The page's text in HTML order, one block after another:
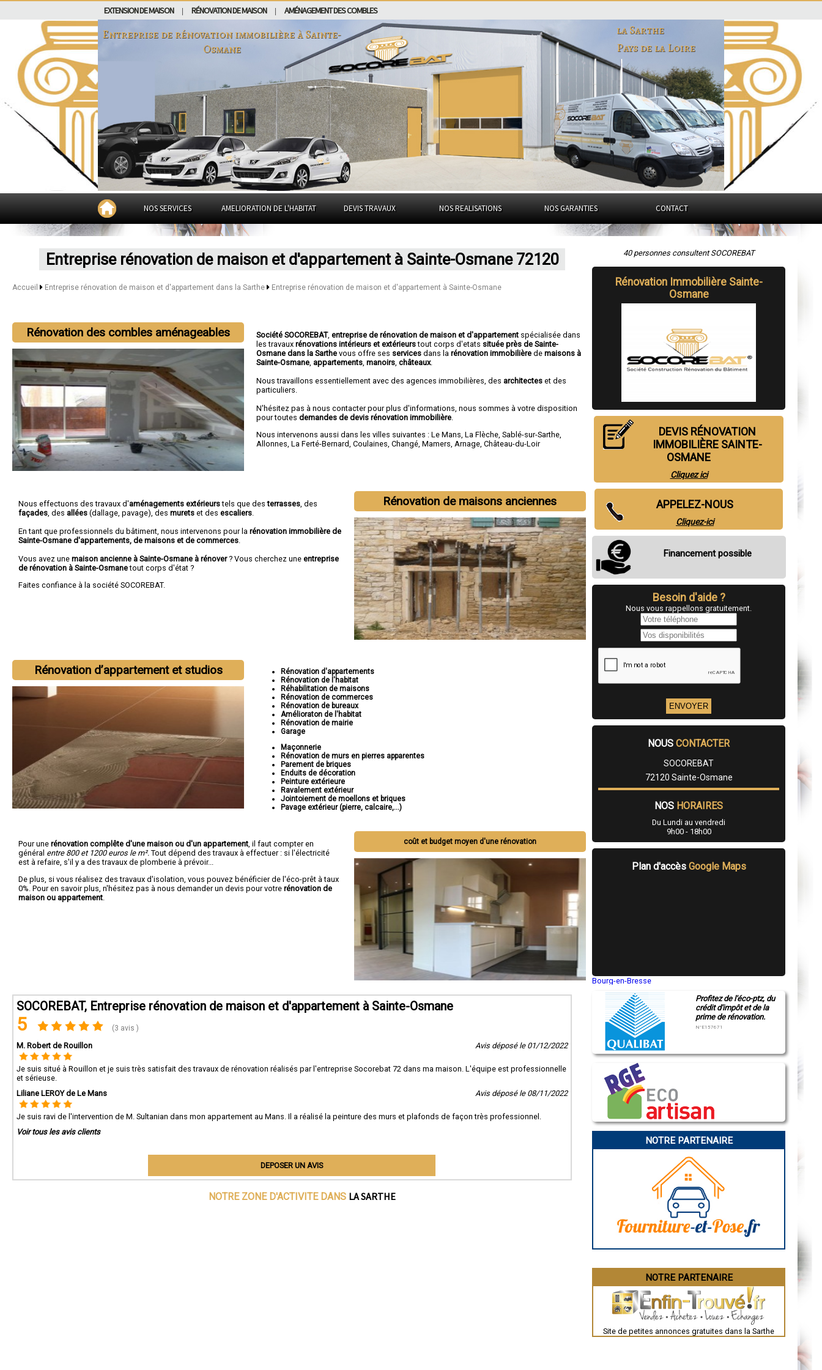
EXTENSION DE MAISON RÉNOVATION DE MAISON AMÉNAGEMENT DES COMBLES
Entreprise de rénovation immobilière àSainte-
Osmane
la Sarthe
Pays de la Loire
NOS SERVICES AMELIORATION DE L'HABITAT DEVIS TRAVAUX NOS REALISATIONS NOS GARANTIES CONTACT
Entreprise rénovation de maison et d'appartement à Sainte-Osmane 72120
Accueil Entreprise rénovation de maison et d'appartement dans la Sarthe Entreprise rénovation de maison et d'appartement à Sainte-Osmane
Rénovation des combles aménageables Société SOCOREBAT,entreprise de rénovation de maison et d'appartement spécialisée dans
les travauxrénovations intérieurs et extérieurstout corps d'etats située près de Sainte-
Osmane dans la Sarthevous offre ses services dans larénovation immobilière demaisons à
Sainte-Osmane appartements ,manoirs ,châteaux.
Nous travaillons essentiellement avec des agences immobilières, des architectes et des
particuliers.
N'hésitez pas à nous contacter pour plus d'informations, nous sommes à votre disposition
pour toutesdemandes de devis rénovation immobilière
Nous intervenons aussi dans les villes suivantes :Le Mans ,La Flèche ,Sablé-sur-Sarthe
Allonnes ,La Ferté-Bernard ,Coulaines ,Changé ,Mamers Arnage ,Château-du-Loir
Rénovation de maisons anciennes
Nous effectuons des travaux d'aménagements extérieurstels que desterrasses , des
façades , des allées (dallage, pavage), des murets et des escaliers
En tant que professionnels du bâtiment, nous intervenons pour la rénovation immobilière de
Sainte-Osmane d'appartements, de maisons et de commerces
Vous avez une maison ancienne à Sainte-Osmane à rénover? Vous cherchez une entreprise
de rénovation à Sainte-Osmanetout corps d'état ?
Faites confiance à la société SOCOREBAT.
Rénovation d’appartement et studios
Rénovation d'appartements
Rénovation de l'habitat
Réhabilitation de maisons
Rénovation de commerces
Rénovation de bureaux
Amélioraton de l'habitat
Rénovation de mairie
Garage
Maçonnerie
Rénovation de murs en pierres apparentes
Parement de briques
Enduits de décoration
Peinture extérieure
Ravalement extérieur
Jointoiement de moellons et briques
Pavage extérieur (pierre, calcaire,...)
coût et budget moyen d'une rénovation
Pour une rénovation complête d'une maison ou d'un appartement , il faut compter en
général entre 800 et 1200 euros le m². Tout dépend des travaux à effectuer : si l'électricité
est à refaire, s'il y a des travaux de plomberie à prévoir...
De plus, si vous réalisez des travaux d'isolation, vous pouvez bénéficier de l'éco-prêt à taux
0%. Pour en savoir plus, n'hésitez pas à nous demander un devis pour votre rénovation de
maison ou appartement
SOCOREBAT, Entreprise rénovation de maison et d'appartement à Sainte-Osmane
5 (3 avis )
M. Robert de Rouillon Avis déposé le 01/12/2022
Je suis situé à Rouillon et je suis très satisfait des travaux de rénovation réalisés par l'entreprise Socorebat 72 dans ma maison. L'équipe est professionnelle
et sérieuse.
Liliane LEROY de Le Mans
Avis déposé le 08/11/2022
Je suis ravi de l'intervention de M. Sultanian dans mon appartement au Mans. Il a réalisé la peinture des murs et plafonds de façon très professionnel.
Voir tous les avis clients
DEPOSER UN AVIS
NOTRE ZONE D'ACTIVITE DANS LA SARTHE
40 personnes consultent SOCOREBAT
Rénovation Immobilière Sainte-
Osmane
DEVIS RÉNOVATION
IMMOBILIÈRE SAINTE-
OSMANE
Cliquez ici
APPELEZ-NOUS
Cliquez-ici
Financement possible
Besoin d'aide ?
Nous vous rappellons gratuitement.
NOUS CONTACTER
SOCOREBAT
72120 Sainte-Osmane
NOS HORAIRES
Du Lundi au vendredi
9h00 - 18h00
Plan d'accès Google Maps
Bourg-en-Bresse
Montluçon
Manosque
Gap
Charleville-Mézières
Pamiers
Narbonne
Rodez
Marseille
Caen
Angoulême
La Rochelle
Brive-la-Gaillarde
Chartres
Toulouse
Châteauroux
Grenoble
Mont-de-Marsan
Blois
Profitez de l'éco-ptz, du
crédit d'impôt et de la
prime de rénovation.
N°E157671
NOTRE PARTENAIRE
NOTRE PARTENAIRE
Site de petites annonces gratuites dans la Sarthe